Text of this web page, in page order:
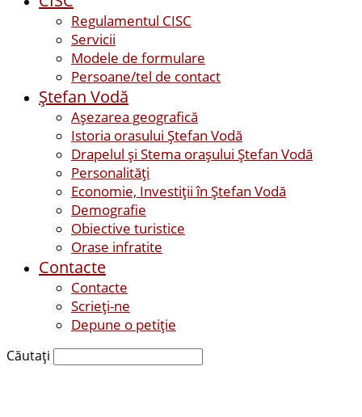
Regulamentul CISC
Servicii
Modele de formulare
Persoane/tel de contact
Ştefan Vodă
Așezarea geografică
Istoria orasului Ştefan Vodă
Drapelul şi Stema oraşului Ştefan Vodă
Personalităţi
Economie, Investiţii în Ştefan Vodă
Demografie
Obiective turistice
Orase infratite
Contacte
Contacte
Scrieți-ne
Depune o petiție
Căutați